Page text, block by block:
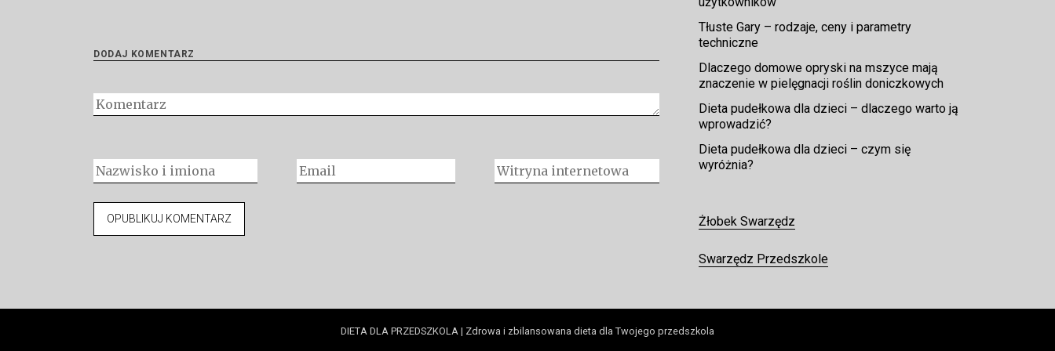
DODAJ KOMENTARZ
Tłuste Gary – rodzaje, ceny i parametry
techniczne
Dlaczego domowe opryski na mszyce mają
znaczenie w pielęgnacji roślin doniczkowych
Dieta pudełkowa dla dzieci – dlaczego warto ją
wprowadzić?
Dieta pudełkowa dla dzieci – czym się
wyróżnia?
Żłobek Swarzędz
Swarzędz Przedszkole
DIETA DLA PRZEDSZKOLA | Zdrowa i zbilansowana dieta dla Twojego przedszkola